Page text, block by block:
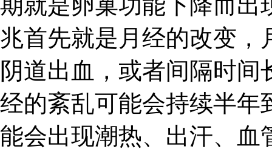
兆首先就是月经的改变，
阴道出血，或者间隔时
经的紊乱可能会持续半年
能会出现潮热、出汗、血